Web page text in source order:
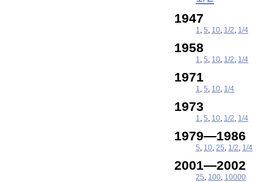
1947
1, 5, 10, 1/2, 1/4
1958
1, 5, 10, 1/2, 1/4
1971
1, 5, 10, 1/4
1973
1, 5, 10, 1/2, 1/4
1979—1986
5, 10, 25, 1/2, 1/4
2001—2002
25, 100, 10000